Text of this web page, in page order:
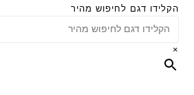
הקלידו דגם לחיפוש מהיר
×